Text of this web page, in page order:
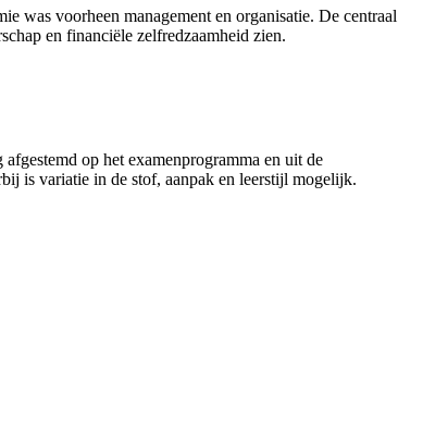
was voorheen management en organisatie. De centraal
en financiële zelfredzaamheid zien.
op het examenprogramma en uit de
is variatie in de stof, aanpak en leerstijl mogelijk.